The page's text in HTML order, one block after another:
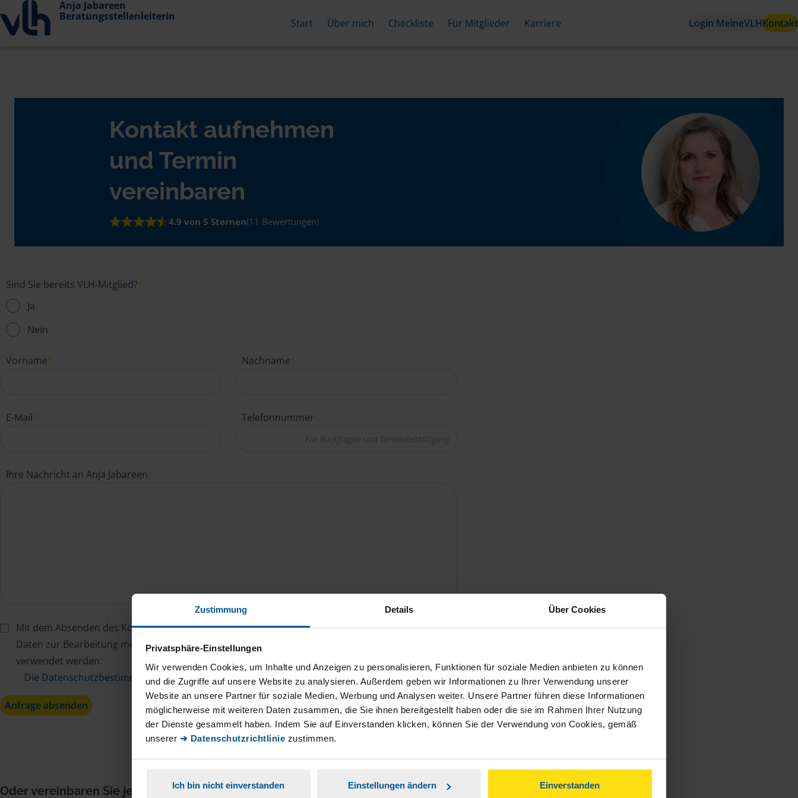
Zustimmung Details Über Cookies
Privatsphäre-Einstellungen
Wir verwenden Cookies, um Inhalte und Anzeigen zu personalisieren, Funktionen für soziale Medien anbieten zu können
und die Zugriffe auf unsere Website zu analysieren. Außerdem geben wir Informationen zu Ihrer Verwendung unserer
Website an unsere Partner für soziale Medien, Werbung und Analysen weiter. Unsere Partner führen diese Informationen
möglicherweise mit weiteren Daten zusammen, die Sie ihnen bereitgestellt haben oder die sie im Rahmen Ihrer Nutzung
der Dienste gesammelt haben. Indem Sie auf Einverstanden klicken, können Sie der Verwendung von Cookies, gemäß
unserer ➔ Datenschutzrichtlinie zustimmen.
Ich bin nicht einverstanden Einstellungen ändern Einverstanden
Anja Jabareen
Beratungsstellenleiterin
Start Über mich Checkliste Für Mitglieder Karriere Login MeineVLHKontakt
Kontakt aufnehmen
und Termin
vereinbaren
4.9 von 5 Sternen(11 Bewertungen)
Sind Sie bereits VLH-Mitglied?*
Ja
Nein
Vorname* Nachname*
E-Mail* Telefonnummer
Ihre Nachricht an Anja Jabareen*
Mit dem Absenden des Kontaktformulars erkläre ich mich damit einverstanden, dass meine
Daten zur Bearbeitung meines Anliegens sowie zur internen Analyse der Zugriffsquelle
verwendet werden.
Die Datenschutzbestimmungenhabe ich zur Kenntnis genommen.*
Anfrage absenden
Oder vereinbaren Sie jetzt Ihren